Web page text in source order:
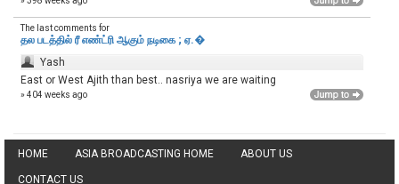
The last comments for
தல படத்தில் ரீ எண்ட்ரி ஆகும் நடிகை ; ஏ.�
Yash
East or West Ajith than best.. nasriya we are waiting
» 404 weeks ago
HOME ASIA BROADCASTING HOME ABOUT US
CONTACT US